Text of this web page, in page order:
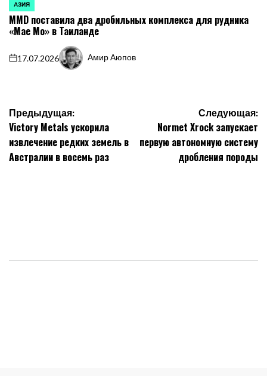
ОПУБЛИКОВАНО
В
АЗИЯ
MMD поставила два дробильных комплекса для рудника
«Мае Мо» в Таиланде
on
17.07.2026
Запись
Амир Аюпов
Навигация
по
записям
Предыдущая:
Victory Metals ускорила
извлечение редких земель в
Австралии в восемь раз
Следующая:
Normet Xrock запускает
первую автономную систему
дробления породы